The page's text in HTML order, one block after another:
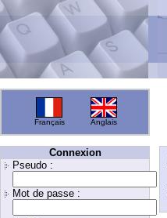
Français Anglais
Connexion
Pseudo :
Mot de passe :